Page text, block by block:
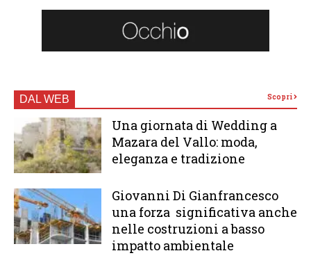
DAL WEB Scopri
Una giornata di Wedding a
Mazara del Vallo: moda,
eleganza e tradizione
Giovanni Di Gianfrancesco
una forza significativa anche
nelle costruzioni a basso
impatto ambientale